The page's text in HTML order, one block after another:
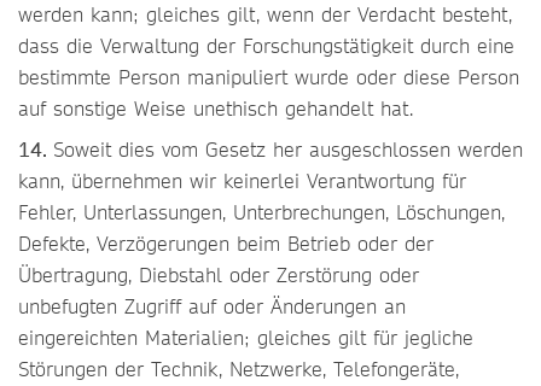
werden kann; gleiches gilt, wenn der Verdacht besteht,
dass die Verwaltung der Forschungstätigkeit durch eine
bestimmte Person manipuliert wurde oder diese Person
auf sonstige Weise unethisch gehandelt hat.
14. Soweit dies vom Gesetz her ausgeschlossen werden
kann, übernehmen wir keinerlei Verantwortung für
Fehler, Unterlassungen, Unterbrechungen, Löschungen,
Defekte, Verzögerungen beim Betrieb oder der
Übertragung, Diebstahl oder Zerstörung oder
unbefugten Zugriff auf oder Änderungen an
eingereichten Materialien; gleiches gilt für jegliche
Störungen der Technik, Netzwerke, Telefongeräte,